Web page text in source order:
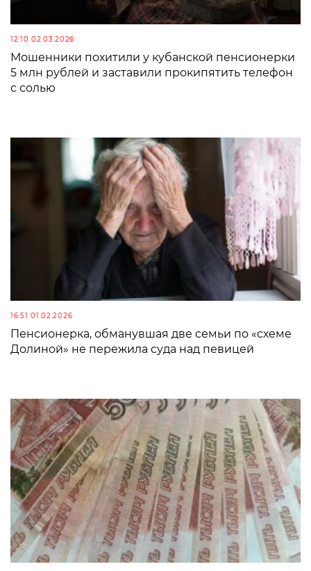
12:10 02.03.2026
Мошенники похитили у кубанской пенсионерки
5 млн рублей и заставили прокипятить телефон
с солью
16:51 01.02.2026
Пенсионерка, обманувшая две семьи по «схеме
Долиной» не пережила суда над певицей